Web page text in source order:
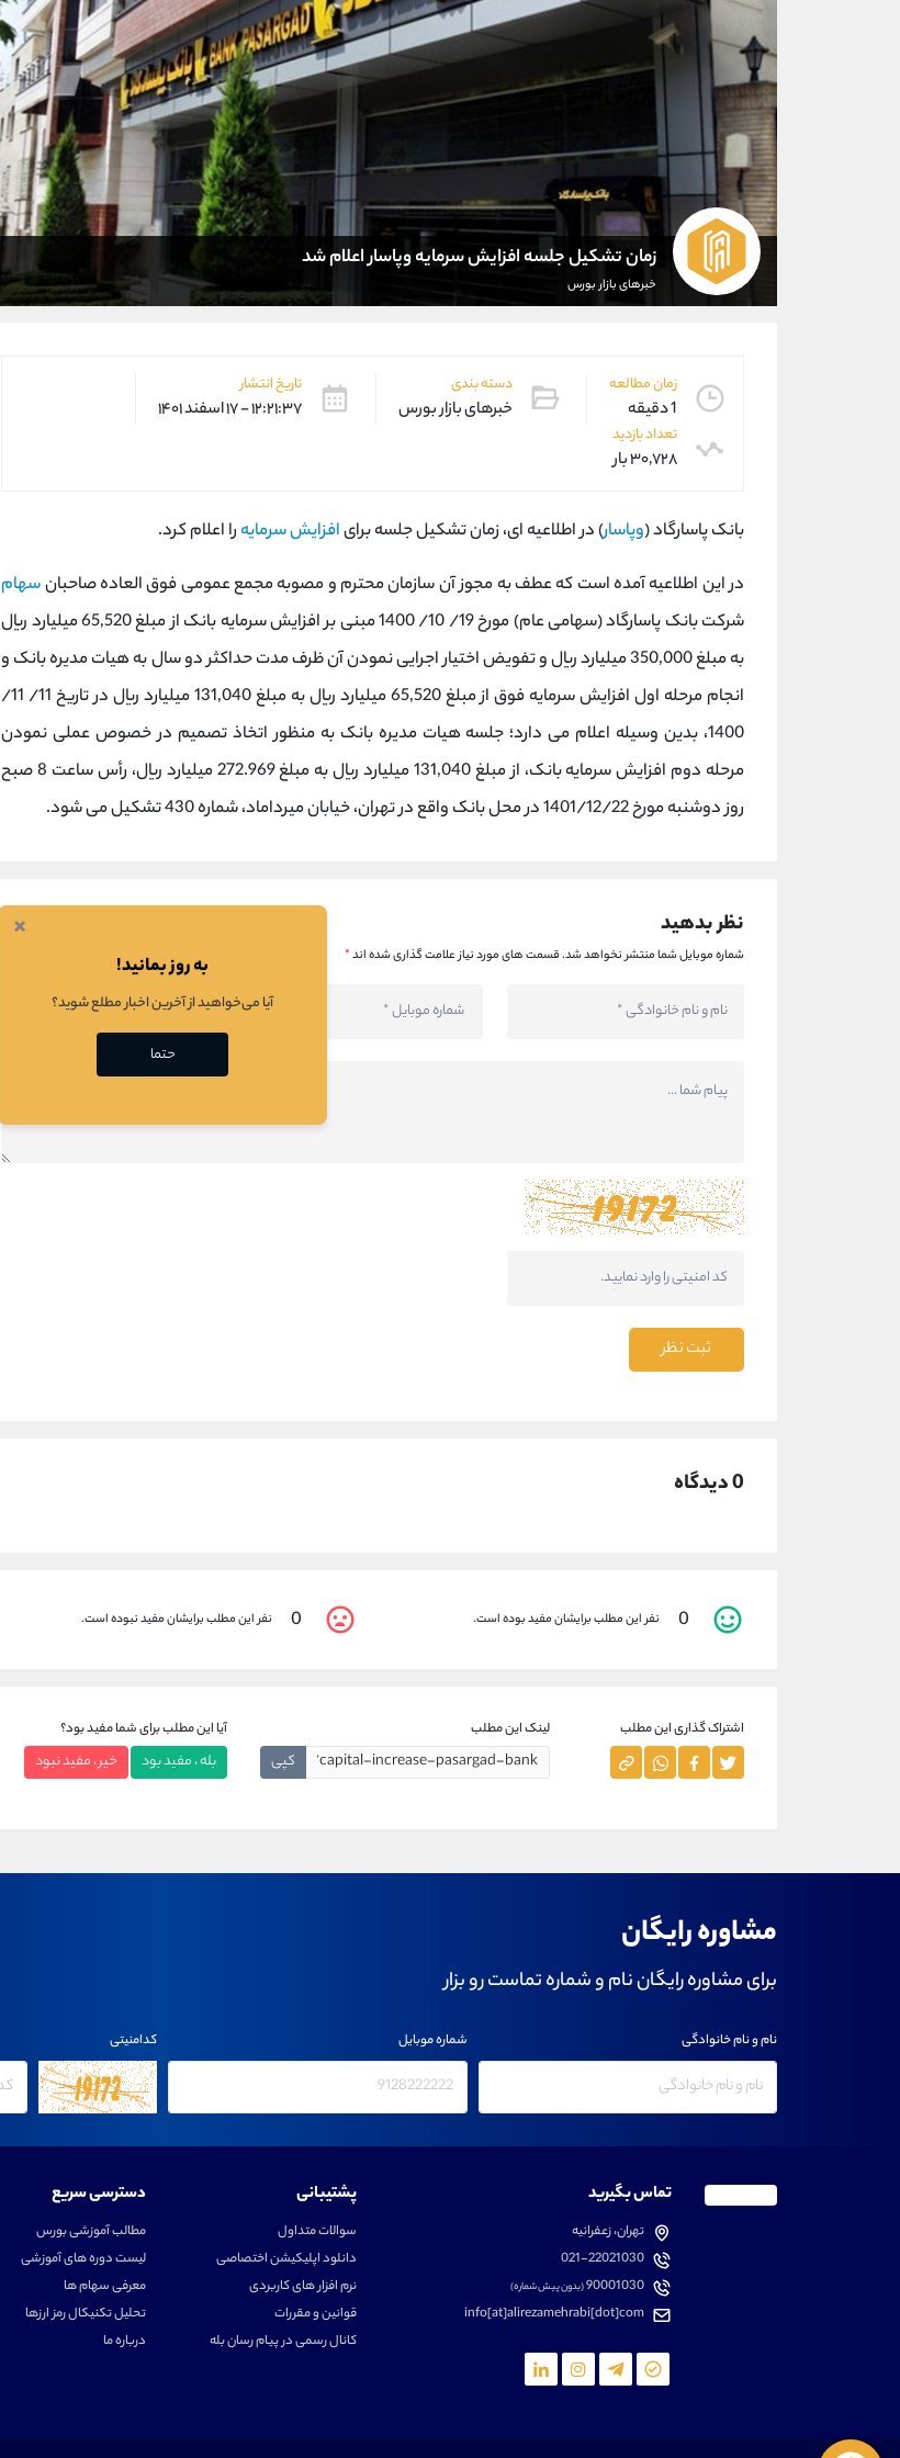
زمان تشکیل جلسه افزایش سرمایه وپاسار اعلام شد
خبرهای بازار بورس
زمان مطالعه
1 دقیقه
دسته بندی
خبرهای بازار بورس
تاریخ انتشار
۱۲:۲۱:۳۷ - ۱۷ اسفند ۱۴۰۱
تعداد بازدید
۳۰,۷۲۸ بار
بانک پاسارگاد (وپاسار) در اطلاعیه ای، زمان تشکیل جلسه برایافزایش سرمایه را اعلام کرد.
در این اطلاعیه آمده است که عطف به مجوز آن سازمان محترم و مصوبه مجمع عمومی فوق العاده صاحبانسهام
شرکت بانک پاسارگاد (سهامی عام) مورخ 19/ 10/ 1400 مبنی بر افزایش سرمایه بانک از مبلغ 65,520 میلیارد ریال
به مبلغ 350,000 میلیارد ریال و تفویض اختیار اجرایی نمودن آن ظرف مدت حداکثر دو سال به هیات مدیره بانک و
انجام مرحله اول افزایش سرمایه فوق از مبلغ 65,520 میلیارد ریال به مبلغ 131,040 میلیارد ریال در تاریخ 11/ 11/
1400، بدین وسیله اعلام می دارد؛ جلسه هیات مدیره بانک به منظور اتخاذ تصمیم در خصوص عملی نمودن
مرحله دوم افزایش سرمایه بانک، از مبلغ 131,040 میلیارد ریال به مبلغ 272.969 میلیارد ریال، رأس ساعت 8 صبح
روز دوشنبه مورخ 1401/12/22 در محل بانک واقع در تهران، خیابان میرداماد، شماره 430 تشکیل می شود.
نظر بدهید
شماره موبایل شما منتشر نخواهد شد.قسمت های مورد نیاز علامت گذاری شده اند*
ثبت نظر
0 دیدگاه
0 نفر این مطلب برایشان مفید بوده است. 0 نفر این مطلب برایشان مفید نبوده است.
اشتراک گذاری این مطلب لینک این مطلب
کپی
آیا این مطلب برای شما مفید بود؟
بله ، مفید بود خیر ، مفید نبود
مشاوره رایگان
برای مشاوره رایگان نام و شماره تماست رو بزار
نام و نام خانوادگی شماره موبایل کدامنیتی
تماس بگیرید
تهران، زعفرانیه
021-22021030
90001030(بدون پیش شماره)
info[at]alirezamehrabi[dot]com
پشتیبانی
سوالات متداول
دانلود اپلیکیشن اختصاصی
نرم افزار های کاربردی
قوانین و مقررات
کانال رسمی در پیام رسان بله
دسترسی سریع
مطالب آموزشی بورس
لیست دوره های آموزشی
معرفی سهام ها
تحلیل تکنیکال رمز ارزها
درباره ما
×
به روز بمانید!
آیا می‌خواهید از آخرین اخبار مطلع شوید؟
حتما